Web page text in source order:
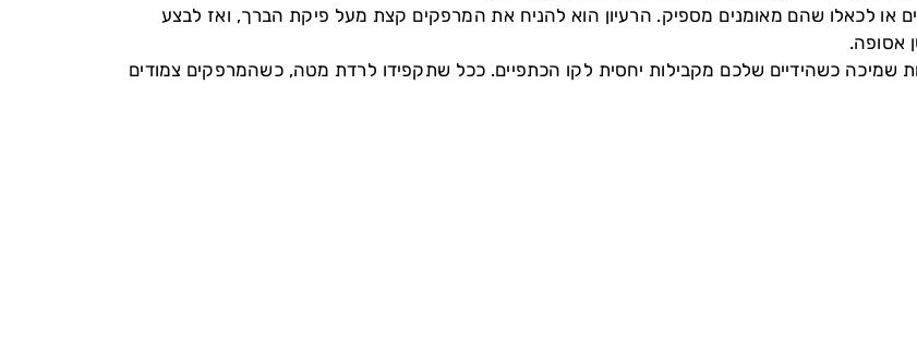
או לכאלו שהם מאומנים מספיק. הרעיון הוא להניח את המרפקים קצת מעל פיקת הברך, ואז לבצע
אסופה.
שמיכה כשהידיים שלכם מקבילות יחסית לקו הכתפיים. ככל שתקפידו לרדת מטה, כשהמרפקים צמודים